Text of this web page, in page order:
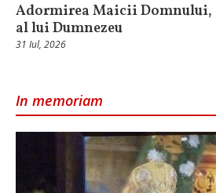
Adormirea Maicii Domnului,
al lui Dumnezeu
31 Iul, 2026
In memoriam